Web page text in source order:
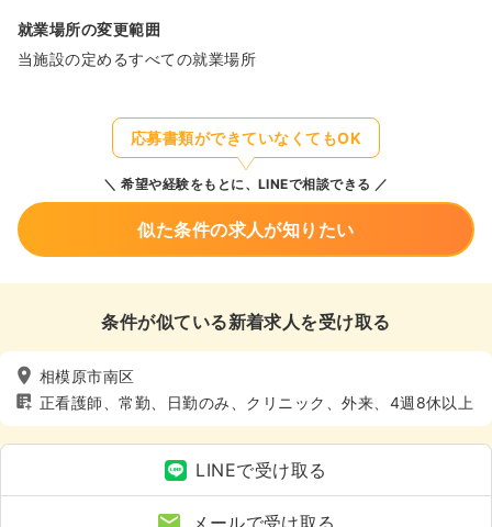
就業場所の変更範囲
当施設の定めるすべての就業場所
応募書類ができていなくてもOK
希望や経験をもとに、LINEで相談できる
似た条件の求人が知りたい
条件が似ている新着求人を受け取る
相模原市南区
正看護師、常勤、日勤のみ、クリニック、外来、4週8休以上
LINEで受け取る